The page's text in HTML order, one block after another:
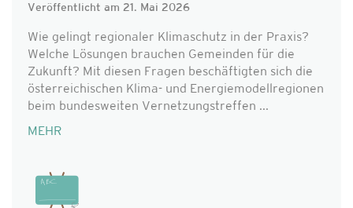
Veröffentlicht am 21. Mai 2026
Wie gelingt regionaler Klimaschutz in der Praxis?
Welche Lösungen brauchen Gemeinden für die
Zukunft? Mit diesen Fragen beschäftigten sich die
österreichischen Klima- und Energiemodellregionen
beim bundesweiten Vernetzungstreffen ...
MEHR